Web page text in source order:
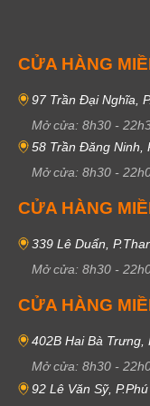
CỬA HÀNG
97 Trần Đại Nghĩa,
Mở cửa: 8h30 -
58 Trần Đăng Ninh,
Mở cửa: 8h30 -
CỬA HÀNG
339 Lê Duẩn,
Mở cửa: 8h30 -
CỬA HÀNG
402B Hai Bà Trưng,
Mở cửa: 8h30 -
92 Lê Văn Sỹ,